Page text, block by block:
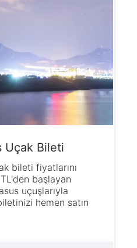
Uçak Bileti
bileti fiyatlarını
TL'den başlayan
uçuşlarıyla
hemen satın